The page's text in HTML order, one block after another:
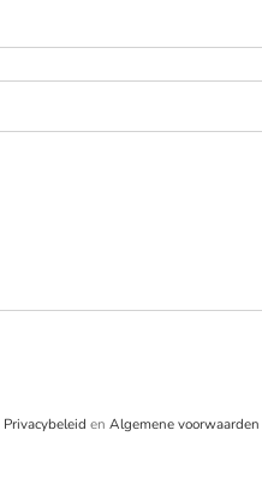
Privacybeleid en Algemene voorwaarden